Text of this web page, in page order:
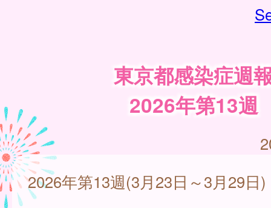
東京都感染症週
2026年第13週
2026年第13週(3月23日～3月29日)